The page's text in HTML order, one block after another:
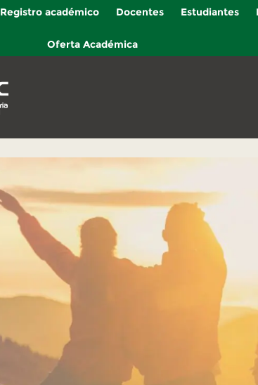
Registro académico Docentes Estudiantes
Oferta Académica